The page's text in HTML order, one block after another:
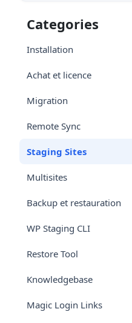
Categories
Installation
Achat et licence
Migration
Remote Sync
Staging Sites
Multisites
Backup et restauration
WP Staging CLI
Restore Tool
Knowledgebase
Magic Login Links